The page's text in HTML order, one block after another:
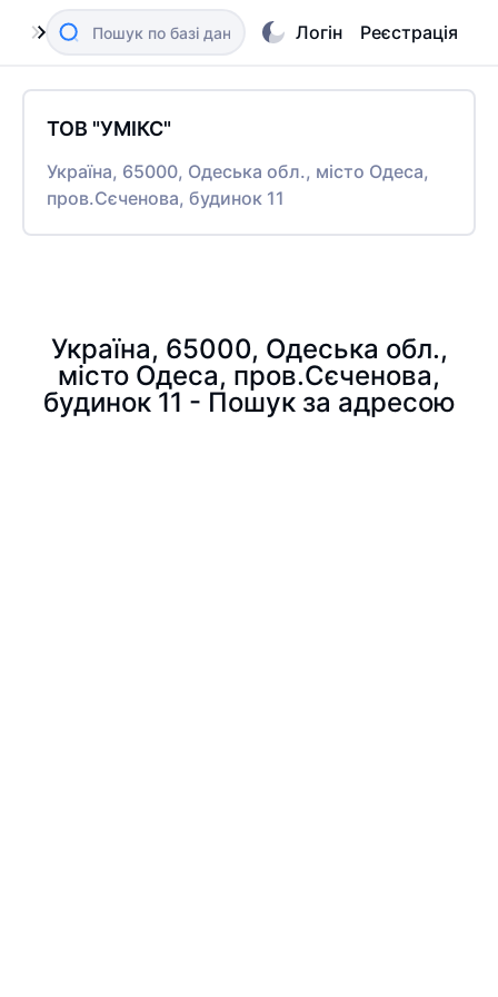
Логін Реєстрація
ТОВ "УМІКС"
Україна, 65000, Одеська обл., місто Одеса,
пров.Сєченова, будинок 11
Україна, 65000, Одеська обл.,
місто Одеса, пров.Сєченова,
будинок 11 - Пошук за адресою